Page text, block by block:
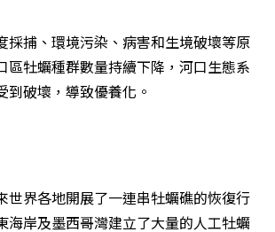
採捕、環境污染、病害和生境破壞等原
區牡蠣種群數量持續下降，河口生態系
到破壞，導致優養化。
世界各地開展了一連串牡蠣礁的恢復行
海岸及墨西哥灣建立了大量的人工牡蠣